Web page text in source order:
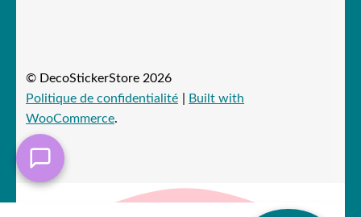
© DecoStickerStore 2026
Politique de confidentialité
Built with
WooCommerce.